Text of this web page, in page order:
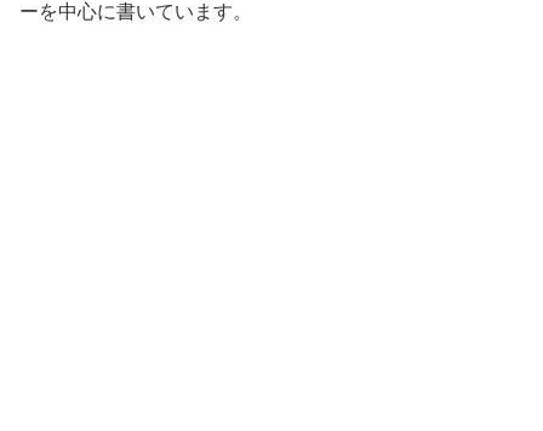
ーを中心に書いています。